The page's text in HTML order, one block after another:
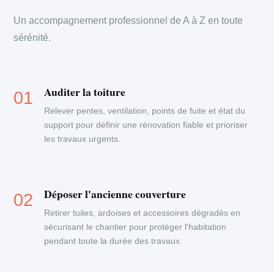
Un accompagnement professionnel de A à Z en toute
sérénité.
Auditer la toiture
Relever pentes, ventilation, points de fuite et état du
support pour définir une rénovation fiable et prioriser
les travaux urgents.
Déposer l'ancienne couverture
Retirer tuiles, ardoises et accessoires dégradés en
sécurisant le chantier pour protéger l'habitation
pendant toute la durée des travaux.